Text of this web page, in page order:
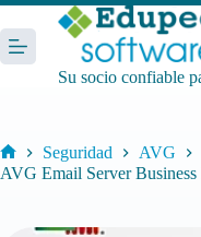
Saltar
al
contenido
Su socio confiable
Inicio
Seguridad
AVG
AVG Email Server